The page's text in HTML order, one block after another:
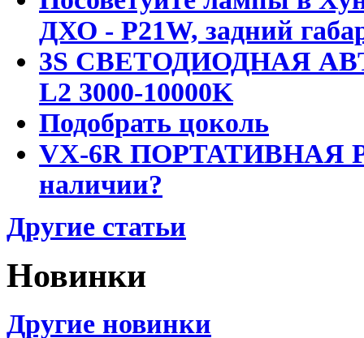
ДХО - P21W, задний
3S СВЕТОДИОДНАЯ
L2 3000-10000K
Подобрать цоколь
VX-6R ПОРТАТИВНАЯ
наличии?
Другие статьи
Новинки
Другие новинки